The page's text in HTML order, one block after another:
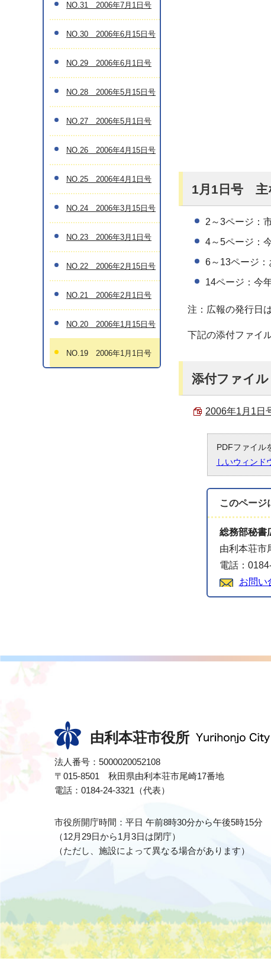
1月1日号 主
2～3ページ：
4～5ページ：
6～13ページ：
14ページ：今
注：広報の発行日
下記の添付ファイ
添付ファイル
2006年1月1日
PDFファイル
しいウィンド
このページ
総務部秘書
由利本荘市
電話：
お問い
NO.31 2006年7月1日号
NO.30 2006年6月15日号
NO.29 2006年6月1日号
NO.28 2006年5月15日号
NO.27 2006年5月1日号
NO.26 2006年4月15日号
NO.25 2006年4月1日号
NO.24 2006年3月15日号
NO.23 2006年3月1日号
NO.22 2006年2月15日号
NO.21 2006年2月1日号
NO.20 2006年1月15日号
NO.19 2006年1月1日号
由利本荘市役所
法人番号：5000020052108
〒015-8501 秋田県由利本荘市尾崎17番地
電話：0184-24-3321（代表）
市役所開庁時間：平日 午前8時30分から午後5時15分
（12月29日から1月3日は閉庁）
（ただし、施設によって異なる場合があります）